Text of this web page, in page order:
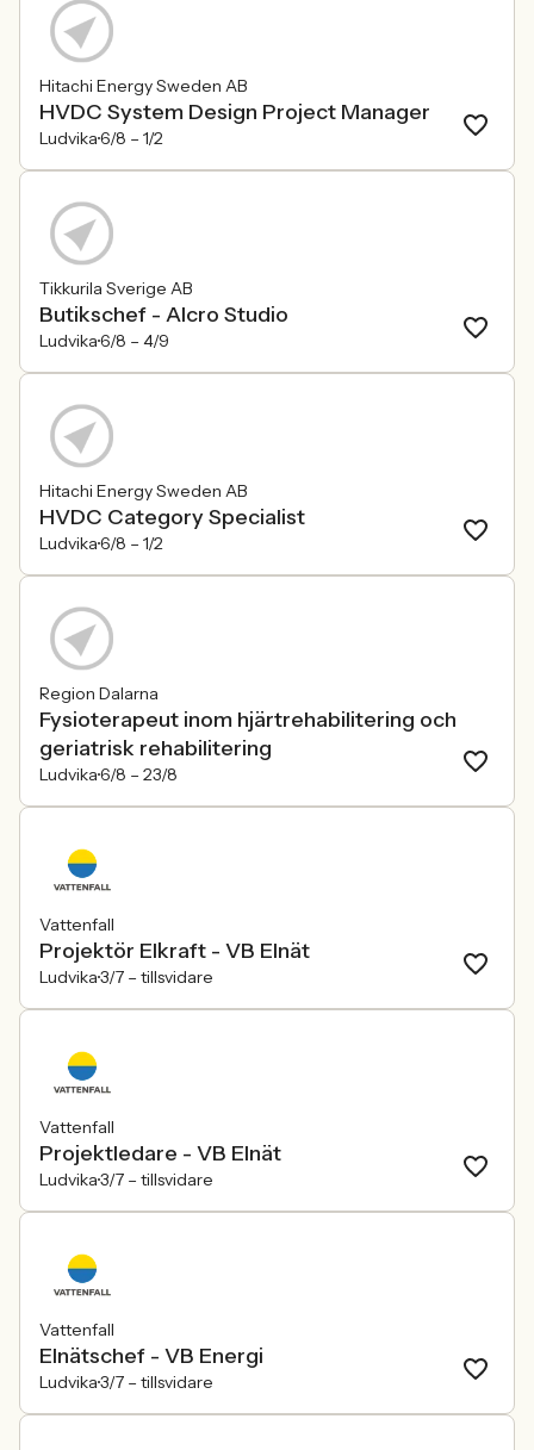
Hitachi Energy Sweden AB
HVDC System Design Project Manager
Ludvika6/8 – 1/2
Tikkurila Sverige AB
Butikschef - Alcro Studio
Ludvika6/8 – 4/9
Hitachi Energy Sweden AB
HVDC Category Specialist
Ludvika6/8 – 1/2
Region Dalarna
Fysioterapeut inom hjärtrehabilitering och
geriatrisk rehabilitering
Ludvika6/8 – 23/8
Vattenfall
Projektör Elkraft - VB Elnät
Ludvika3/7 – tillsvidare
Vattenfall
Projektledare - VB Elnät
Ludvika3/7 – tillsvidare
Vattenfall
Elnätschef - VB Energi
Ludvika3/7 – tillsvidare